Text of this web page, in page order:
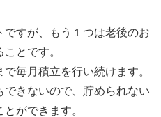
すが、もう１つは老後のお
とです。
毎月積立を行い続けます。
きないので、貯められない
ができます。